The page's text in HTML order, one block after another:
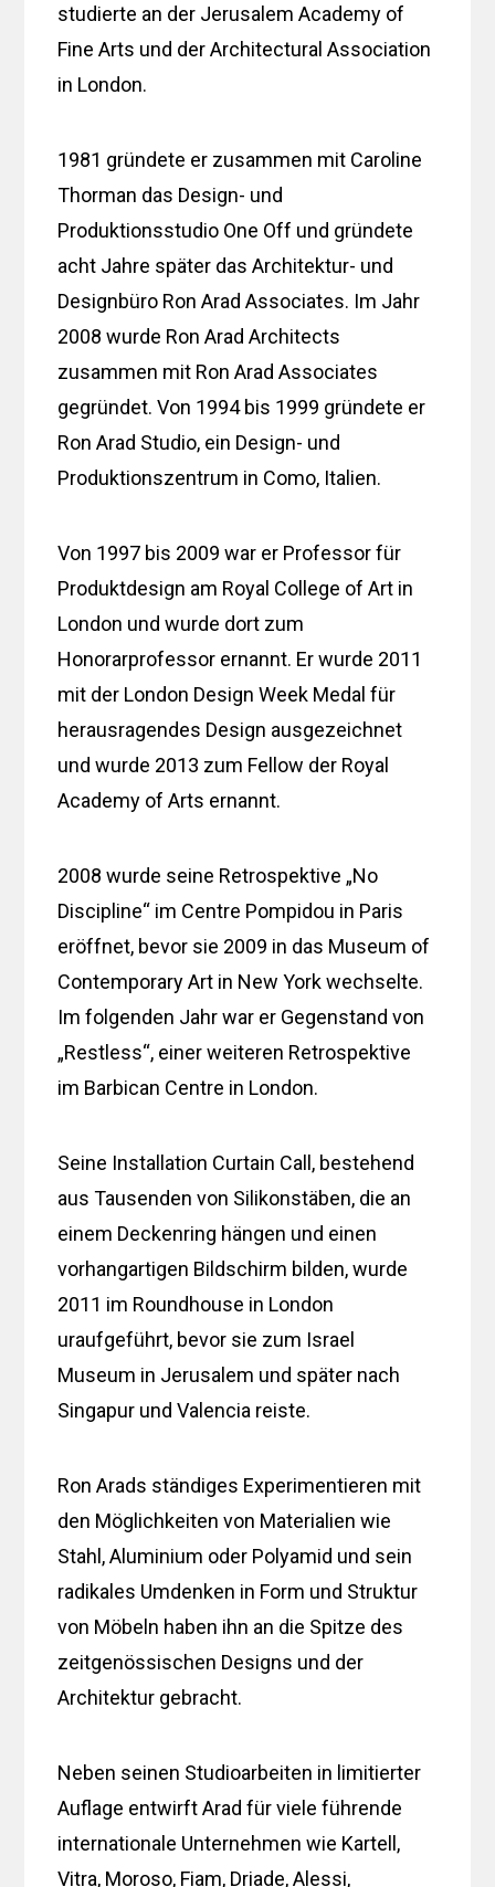
studierte an der Jerusalem Academy of
Fine Arts und der Architectural Association
in London.
1981 gründete er zusammen mit Caroline
Thorman das Design- und
Produktionsstudio One Off und gründete
acht Jahre später das Architektur- und
Designbüro Ron Arad Associates. Im Jahr
2008 wurde Ron Arad Architects
zusammen mit Ron Arad Associates
gegründet. Von 1994 bis 1999 gründete er
Ron Arad Studio, ein Design- und
Produktionszentrum in Como, Italien.
Von 1997 bis 2009 war er Professor für
Produktdesign am Royal College of Art in
London und wurde dort zum
Honorarprofessor ernannt. Er wurde 2011
mit der London Design Week Medal für
herausragendes Design ausgezeichnet
und wurde 2013 zum Fellow der Royal
Academy of Arts ernannt.
2008 wurde seine Retrospektive „No
Discipline“ im Centre Pompidou in Paris
eröffnet, bevor sie 2009 in das Museum of
Contemporary Art in New York wechselte.
Im folgenden Jahr war er Gegenstand von
„Restless“, einer weiteren Retrospektive
im Barbican Centre in London.
Seine Installation Curtain Call, bestehend
aus Tausenden von Silikonstäben, die an
einem Deckenring hängen und einen
vorhangartigen Bildschirm bilden, wurde
2011 im Roundhouse in London
uraufgeführt, bevor sie zum Israel
Museum in Jerusalem und später nach
Singapur und Valencia reiste.
Ron Arads ständiges Experimentieren mit
den Möglichkeiten von Materialien wie
Stahl, Aluminium oder Polyamid und sein
radikales Umdenken in Form und Struktur
von Möbeln haben ihn an die Spitze des
zeitgenössischen Designs und der
Architektur gebracht.
Neben seinen Studioarbeiten in limitierter
Auflage entwirft Arad für viele führende
internationale Unternehmen wie Kartell,
Vitra, Moroso, Fiam, Driade, Alessi,